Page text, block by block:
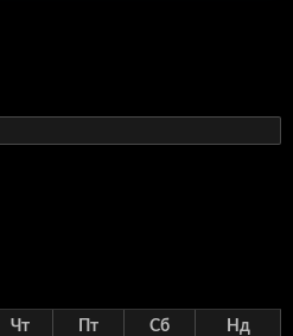
Чт Пт Сб Нд